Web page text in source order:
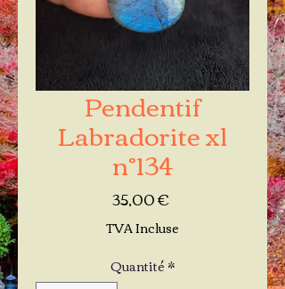
Pendentif
Labradorite xl
n°134
35,00 €Prix
TVA Incluse
Quantité*